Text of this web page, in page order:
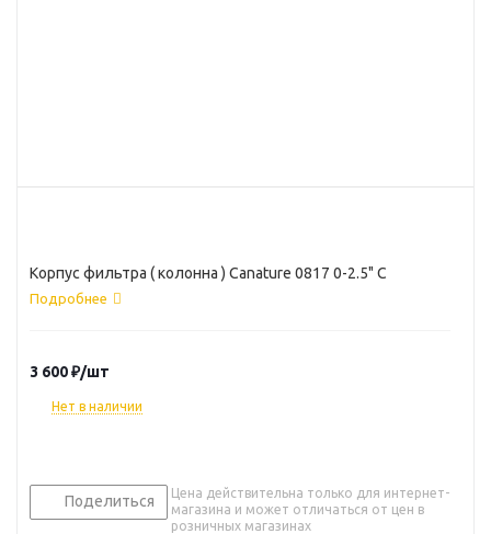
Корпус фильтра ( колонна ) Canature 0817 0-2.5" С
Подробнее
3 600₽/шт
Нет в наличии
Поделиться
Цена действительна только для интернет-
магазина и может отличаться от цен в
розничных магазинах